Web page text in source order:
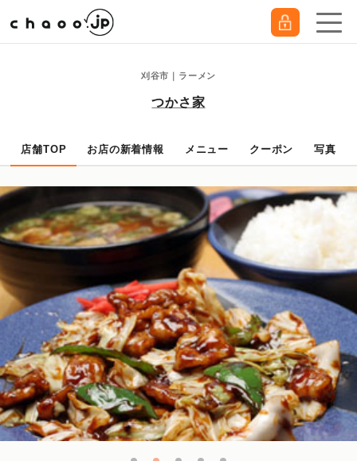
刈谷市｜ラーメン
つかさ家
店舗TOP お店の新着情報 メニュー クーポン 写真